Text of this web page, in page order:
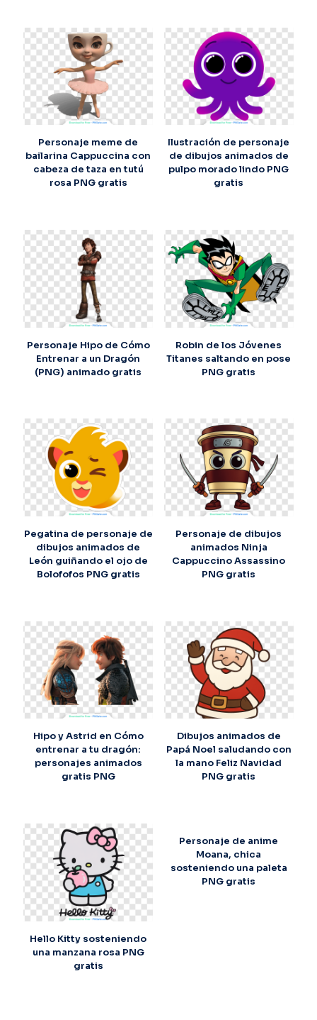
Personaje meme de
bailarina Cappuccina con
cabeza de taza en tutú
rosa PNG gratis
Ilustración de personaje
de dibujos animados de
pulpo morado lindo PNG
gratis
Personaje Hipo de Cómo
Entrenar a un Dragón
(PNG) animado gratis
Robin de los Jóvenes
Titanes saltando en pose
PNG gratis
Pegatina de personaje de
dibujos animados de
León guiñando el ojo de
Bolofofos PNG gratis
Personaje de dibujos
animados Ninja
Cappuccino Assassino
PNG gratis
Hipo y Astrid en Cómo
entrenar a tu dragón:
personajes animados
gratis PNG
Dibujos animados de
Papá Noel saludando con
la mano Feliz Navidad
PNG gratis
Hello Kitty sosteniendo
una manzana rosa PNG
gratis
Personaje de anime
Moana, chica
sosteniendo una paleta
PNG gratis